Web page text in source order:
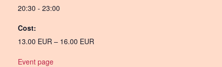
20:30 - 23:00
Cost:
13.00 EUR – 16.00 EUR
Event page